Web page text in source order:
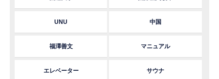
UNU 中国
福澤善文 マニュアル
エレベーター サウナ